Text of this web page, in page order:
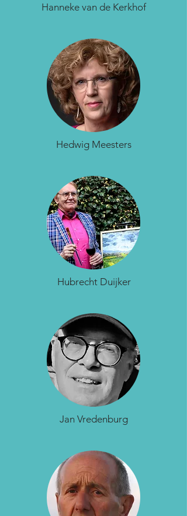
Hanneke van de Kerkhof
Hedwig Meesters
Hubrecht Duijker
Jan Vredenburg